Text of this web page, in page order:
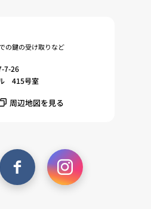
社から取得する個人情報を
ェブサイトの利用履歴等の
測定およびその結果を利用
じたサービスに関する広告
意に基づき、提携事業者等
め（12）本ポリシーへの同
等が取得した個人関連情報
に有している個人情報を突
の鍵の受け取りなど
7-26
415号室
周辺地図を見る